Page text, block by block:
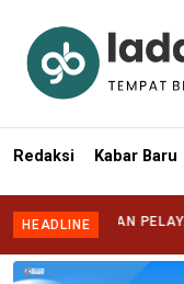
Redaksi Kabar Baru
HEADLINEPELAYANAN